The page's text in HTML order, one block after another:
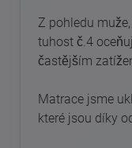
Z pohledu
tuhost č.4
častějším
Matrace jsme
které jsou díky